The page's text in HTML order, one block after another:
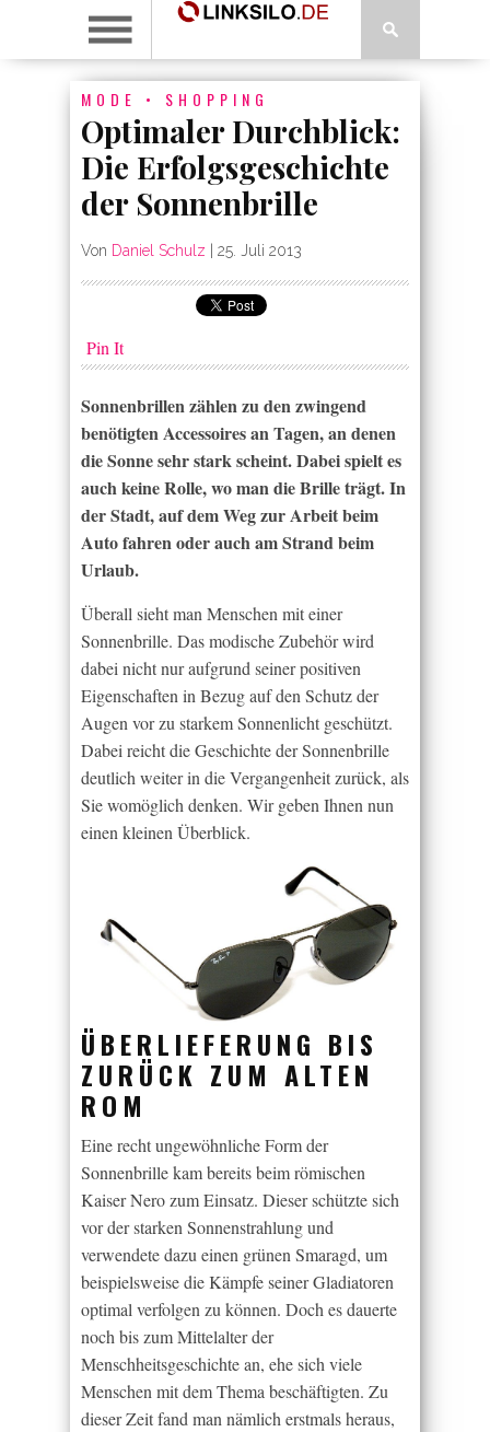
MODE • SHOPPING
Optimaler Durchblick:
Die Erfolgsgeschichte
der Sonnenbrille
Von Daniel Schulz 25. Juli 2013
Pin It
Sonnenbrillen zählen zu den zwingend
benötigten Accessoires an Tagen, an denen
die Sonne sehr stark scheint. Dabei spielt es
auch keine Rolle, wo man die Brille trägt. In
der Stadt, auf dem Weg zur Arbeit beim
Auto fahren oder auch am Strand beim
Urlaub.
Überall sieht man Menschen mit einer
Sonnenbrille. Das modische Zubehör wird
dabei nicht nur aufgrund seiner positiven
Eigenschaften in Bezug auf den Schutz der
Augen vor zu starkem Sonnenlicht geschützt.
Dabei reicht die Geschichte der Sonnenbrille
deutlich weiter in die Vergangenheit zurück, als
Sie womöglich denken. Wir geben Ihnen nun
einen kleinen Überblick.
ÜBERLIEFERUNG BIS
ZURÜCK ZUM ALTEN
ROM
Eine recht ungewöhnliche Form der
Sonnenbrille kam bereits beim römischen
Kaiser Nero zum Einsatz. Dieser schützte sich
vor der starken Sonnenstrahlung und
verwendete dazu einen grünen Smaragd, um
beispielsweise die Kämpfe seiner Gladiatoren
optimal verfolgen zu können. Doch es dauerte
noch bis zum Mittelalter der
Menschheitsgeschichte an, ehe sich viele
Menschen mit dem Thema beschäftigten. Zu
dieser Zeit fand man nämlich erstmals heraus,